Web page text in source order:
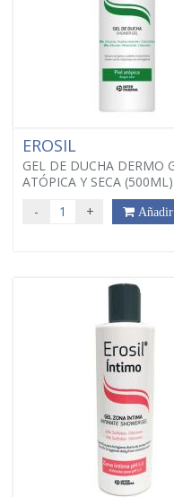
EROSIL
GEL DE DUCHA DERMO
ATÓPICA Y SECA (500ML)
- + Añadir